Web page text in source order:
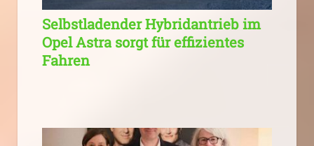
Selbstladender Hybridantrieb im
Opel Astra sorgt für effizientes
Fahren